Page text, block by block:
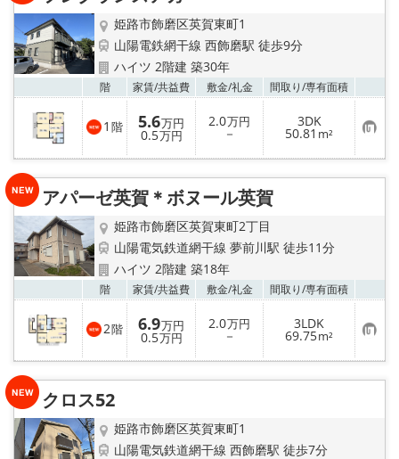
メールでお問い合わせ姫路市飾磨区英賀東町1
山陽電鉄網干線 西飾磨駅 徒歩9分
ハイツ 2階建 築30年
階 家賃/共益費 敷金/礼金 間取り/専有面積
1 階 5.6万円
0.5万円
2.0万円
－
3DK
50.81 m² お
気
に
り
アパーゼ英賀＊ボヌール英賀
姫路市飾磨区英賀東町2丁目
山陽電気鉄道網干線 夢前川駅 徒歩11分
ハイツ 2階建 築18年
階 家賃/共益費 敷金/礼金 間取り/専有面積
2階 6.9万円
0.5万円
2.0万円
－
3LDK
69.75m² お
気
に
り
クロス52
姫路市飾磨区英賀東町1
山陽電気鉄道網干線 西飾磨駅 徒歩7分